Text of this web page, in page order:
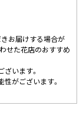
きお届けする場合が
せた花店のおすすめ
います。
がございます。